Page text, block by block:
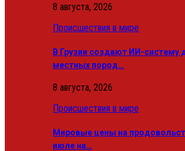
8 августа, 2026
Происшествия в мире
В Грузии создают ИИ-систему
местных пород…
8 августа, 2026
Происшествия в мире
Мировые цены на
июле на…